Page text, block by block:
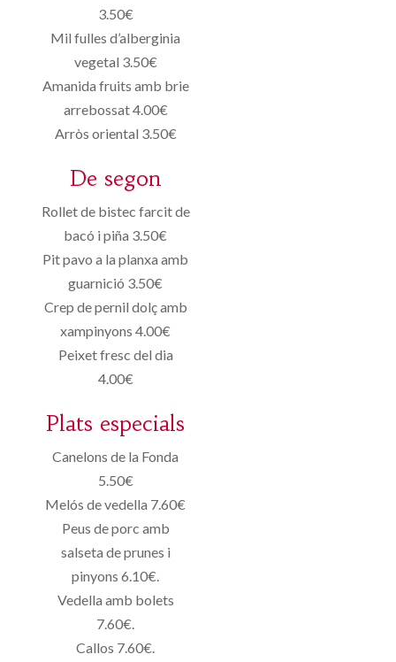
3.50€
Mil fulles d’alberginia
vegetal 3.50€
Amanida fruits amb brie
arrebossat 4.00€
Arròs oriental 3.50€
De segon
Rollet de bistec farcit de
bacó i piña 3.50€
Pit pavo a la planxa amb
guarnició 3.50€
Crep de pernil dolç amb
xampinyons 4.00€
Peixet fresc del dia
4.00€
Plats especials
Canelons de la Fonda
5.50€
Melós de vedella 7.60€
Peus de porc amb
salseta de prunes i
pinyons 6.10€.
Vedella amb bolets
7.60€.
Callos 7.60€.